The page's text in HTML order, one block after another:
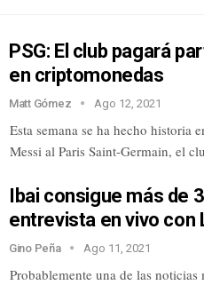
PSG: El club pagará
en criptomonedas
Matt Gómez Ago 12, 2021
Esta semana se ha hecho historia
Messi al Paris Saint-Germain, el
Ibai consigue más de
entrevista en vivo con
Gino Peña Ago 11, 2021
Probablemente una de las